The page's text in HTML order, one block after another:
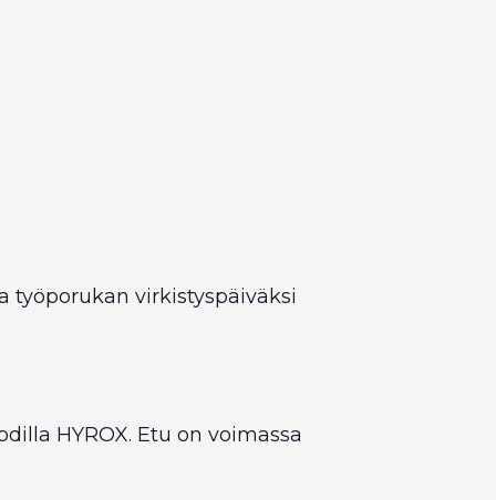
työporukan virkistyspäiväksi
HYROX. Etu on voimassa